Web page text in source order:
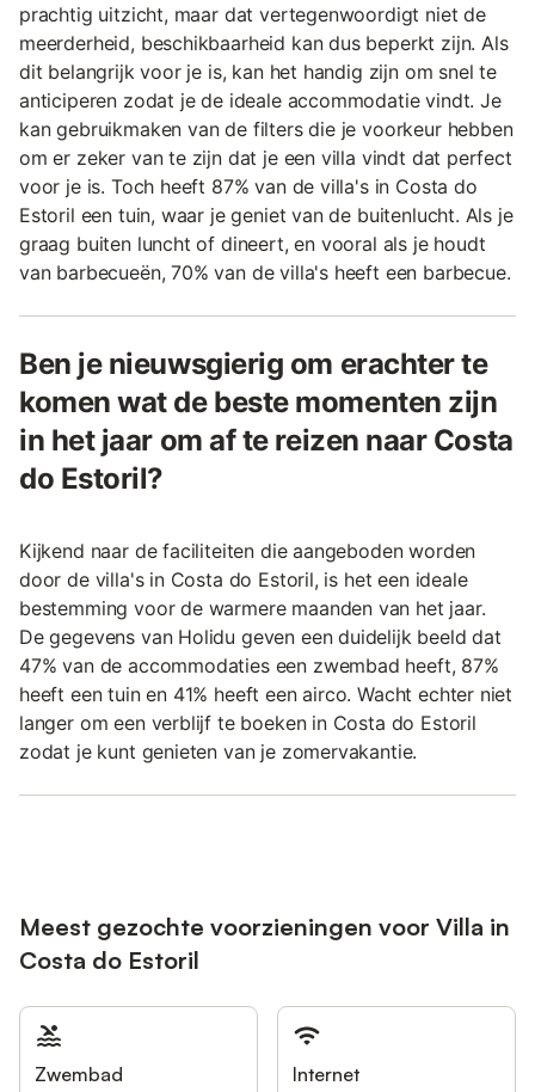
prachtig uitzicht, maar dat vertegenwoordigt niet de
meerderheid, beschikbaarheid kan dus beperkt zijn. Als
dit belangrijk voor je is, kan het handig zijn om snel te
anticiperen zodat je de ideale accommodatie vindt. Je
kan gebruikmaken van de filters die je voorkeur hebben
om er zeker van te zijn dat je een villa vindt dat perfect
voor je is. Toch heeft 87% van de villa's in Costa do
Estoril een tuin, waar je geniet van de buitenlucht. Als je
graag buiten luncht of dineert, en vooral als je houdt
van barbecueën, 70% van de villa's heeft een barbecue.
Ben je nieuwsgierig om erachter te
komen wat de beste momenten zijn
in het jaar om af te reizen naar Costa
do Estoril?
Kijkend naar de faciliteiten die aangeboden worden
door de villa's in Costa do Estoril, is het een ideale
bestemming voor de warmere maanden van het jaar.
De gegevens van Holidu geven een duidelijk beeld dat
47% van de accommodaties een zwembad heeft, 87%
heeft een tuin en 41% heeft een airco. Wacht echter niet
langer om een verblijf te boeken in Costa do Estoril
zodat je kunt genieten van je zomervakantie.
Meest gezochte voorzieningen voor Villa in
Costa do Estoril
Zwembad Internet